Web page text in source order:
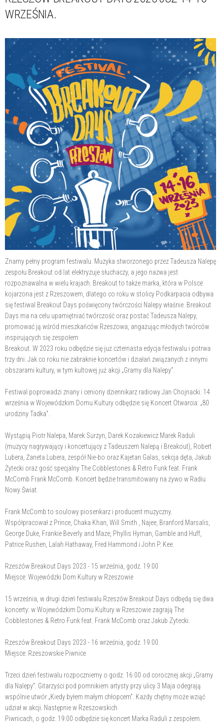
WRZEŚNIA.
Znamy pełny program festiwalu. Muzyka stworzonego przez Tadeusza Nalepę
zespołu Breakout od lat elektryzuje słuchaczy, a jego nazwa jest
rozpoznawalna w wielu krajach. Breakout to także marka, która w Polsce
kojarzona jest z Rzeszowem, dlatego co roku w stolicy Podkarpacia odbywa
się festiwal Breakout Days poświęcony twórczości Nalepy właśnie. Breakout
Days ma na celu upamiętniać twórczość oraz postać Tadeusza Nalepy,
promować ją wśród mieszkańców Rzeszowa, angażując młodych twórców
inspirujących się zespołem
Breakout. W 2023 roku odbędzie się już czternasta edycja festiwalu i potrwa
trzy dni. Jak co roku nie zabraknie koncertów i działań związanych z innymi
obszarami kultury, w tym kultowej już akcji „Gramy dla Nalepy”.
Festiwal poprowadzi znany i ceniony dziennikarz radiowy Jan Chojnacki. 14
września w Wojewódzkim Domu Kultury odbędzie się Koncert Otwarcia: „80
urodziny Tadka”.
Wystąpią Piotr Nalepa, Marek Surzyn, Darek Kozakiewicz Marek Raduli
(muzycy nagrywający i koncertujący z Tadeuszem Nalepą i Breakout), Robert
Lubera, Żaneta Lubera, zespół Nie-bo oraz Kajetan Galas, sekcja dęta, Jakub
Żytecki oraz gość specjalny The Cobblestones & Retro Funk feat. Frank
McComb Frank McComb. Koncert będzie transmitowany na żywo w Radiu
Nowy Świat.
Frank McComb to soulowy piosenkarz i producent muzyczny.
Współpracował z Prince, Chaka Khan, Will Smith , Najee, Branford Marsalis,
George Duke, Frankie Beverly and Maze, Phyllis Hyman, Gamble and Huff,
Patrice Rushen, Lalah Hathaway, Fred Hammond i John P. Kee.
Rzeszów Breakout Days 2023 - 15 września, godz. 19:00
Miejsce: Wojewódzki Dom Kultury w Rzeszowie
15 września, w drugi dzień festiwalu Rzeszów Breakout Days odbędą się dwa
koncerty: w Wojewódzkim Domu Kultury w Rzeszowie zagrają The
Cobblestones & Retro Funk feat. Frank McComb oraz Jakub Zytecki.
Rzeszów Breakout Days 2023 - 16 września, godz. 19:00
Miejsce: Rzeszowskie Piwnice
Trzeci dzień festiwalu rozpoczniemy o godz. 16:00 od corocznej akcji „Gramy
dla Nalepy”. Gitarzyści pod pomnikiem artysty przy ulicy 3 Maja odegrają
wspólnie utwór „Kiedy byłem małym chłopcem”. Każdy chętny może wziąć
udział w akcji. Następnie w Rzeszowskich
Piwnicach, o godz. 19:00 odbędzie się koncert Marka Raduli z zespołem.